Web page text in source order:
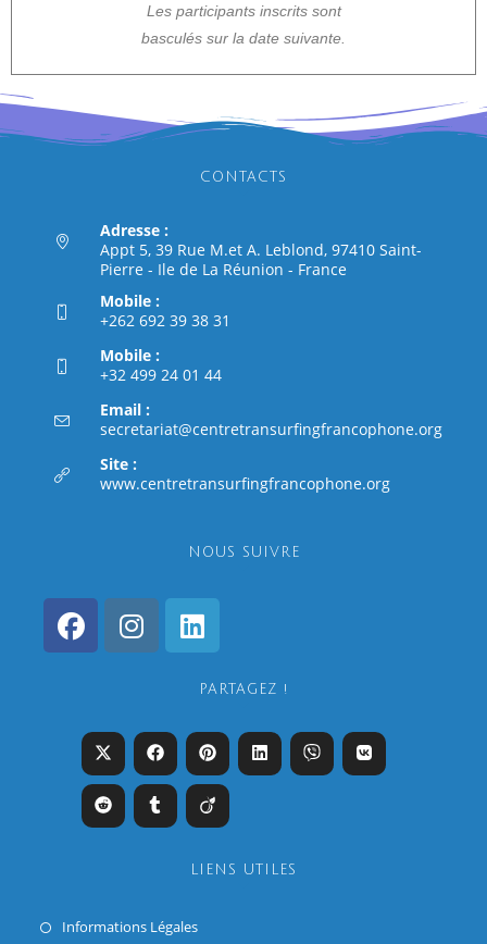
Les participants inscrits sont
basculés sur la date suivante.
CONTACTS
Adresse :
Appt 5, 39 Rue M.et A. Leblond, 97410 Saint-
Pierre - Ile de La Réunion - France
Mobile :
+262 692 39 38 31
Mobile :
+32 499 24 01 44
Email :
secretariat@centretransurfingfrancophone.org
Site :
www.centretransurfingfrancophone.org
NOUS SUIVRE
PARTAGEZ !
LIENS UTILES
Informations Légales